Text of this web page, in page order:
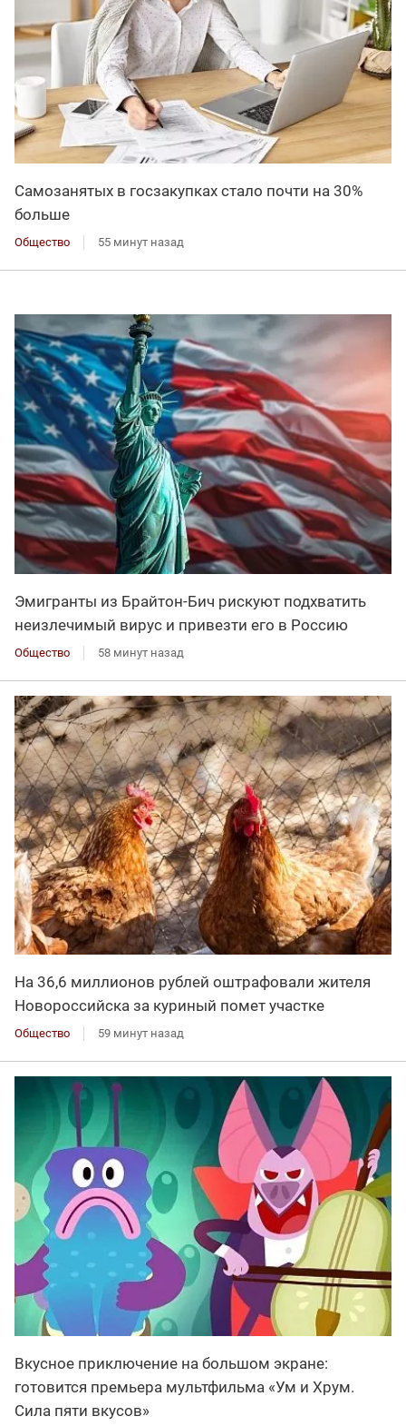
Самозанятых в госзакупках стало почти на 30%
больше
Общество 55 минут назад
Эмигранты из Брайтон-Бич рискуют подхватить
неизлечимый вирус и привезти его в Россию
Общество 58 минут назад
На 36,6 миллионов рублей оштрафовали жителя
Новороссийска за куриный помет участке
Общество 59 минут назад
Вкусное приключение на большом экране:
готовится премьера мультфильма «Ум и Хрум.
Сила пяти вкусов»